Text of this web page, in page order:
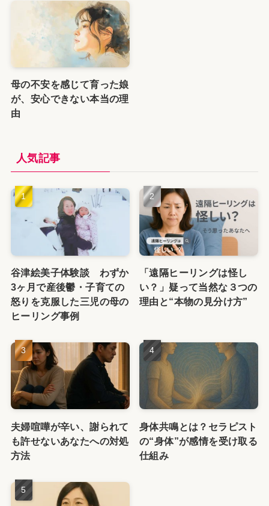
母の不安を感じて育った娘
が、安心できない本当の理
由
人気記事
谷津絵美子体験談 わずか
3ヶ月で産後鬱・子育ての
怒りを克服した三児の母の
ヒーリング事例
「遠隔ヒーリングは怪し
い？」疑って当然な３つの
理由と“本物の見分け方”
夫婦喧嘩が辛い、謝られて
も許せないあなたへの対処
方法
身体共鳴とは？セラピスト
の“身体”が感情を受け取る
仕組み